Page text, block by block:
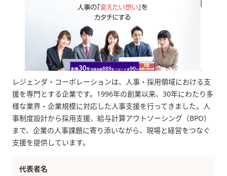
レジェンダ・コーポレーションは、人事・採用領域における支
援を専門とする企業です。1996年の創業以来、30年にわたり多
様な業界・企業規模に対応した人事支援を行ってきました。人
事制度設計から採用支援、給与計算アウトソーシング（BPO）
まで、企業の人事課題に寄り添いながら、現場と経営をつなぐ
支援を提供しています。
代表者名